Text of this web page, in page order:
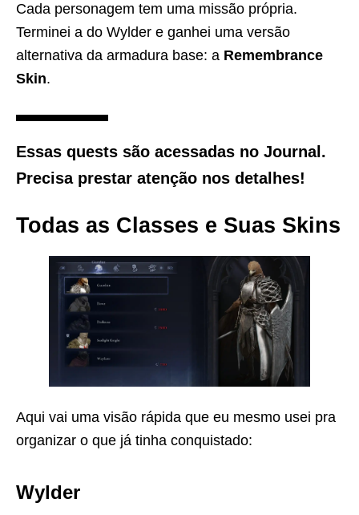
Cada personagem tem uma missão própria.
Terminei a do Wylder e ganhei uma versão
alternativa da armadura base: a Remembrance
Skin.
Essas quests são acessadas no Journal .
Precisa prestar atenção nos detalhes!
Todas as Classes e Suas Skins
Aqui vai uma visão rápida que eu mesmo usei pra
organizar o que já tinha conquistado:
Wylder